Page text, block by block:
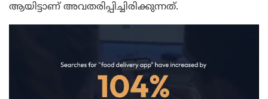
ആയിട്ടാണ് അവതരിപ്പിച്ചിരിക്കുന്നത്.